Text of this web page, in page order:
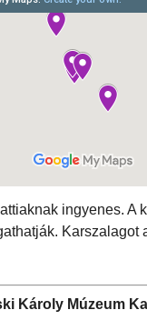
ingyenes. A
Karszalagot
Károly Múzeum